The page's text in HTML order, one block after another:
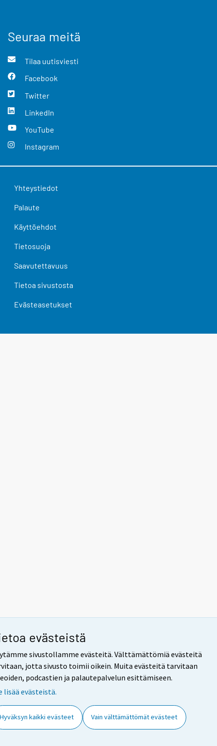
evästeistä
sivustollamme evästeitä. Välttämättömiä evästeitä
jotta sivusto toimii oikein. Muita evästeitä tarvitaan
podcastien ja palautepalvelun esittämiseen.
lisää evästeistä.
kaikki evästeet Vain välttämättömät evästeet
Seuraa meitä
Tilaa uutisviesti
Facebook
Twitter
LinkedIn
YouTube
Instagram
Yhteystiedot
Palaute
Käyttöehdot
Tietosuoja
Saavutettavuus
Tietoa sivustosta
Evästeasetukset